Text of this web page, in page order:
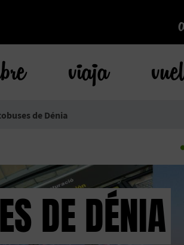
viaja
de Dénia
DE DÉNIA